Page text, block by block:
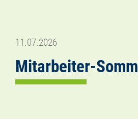
11.07.2026
Mitarbeiter-